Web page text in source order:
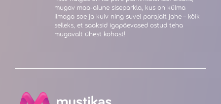
mugav maa-alune siseparkla, kus on külma
ilmaga soe ja kuiv ning suvel parajalt jahe – kõik
selleks, et saaksid igapäevased ostud teha
mugavalt ühest kohast!